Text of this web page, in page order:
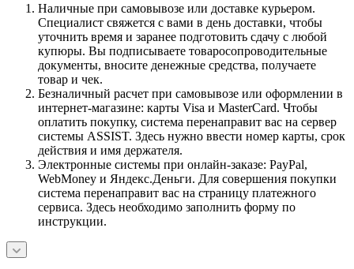
Наличные при самовывозе или доставке курьером.
Специалист свяжется с вами в день доставки, чтобы
уточнить время и заранее подготовить сдачу с любой
купюры. Вы подписываете товаросопроводительные
документы, вносите денежные средства, получаете
товар и чек.
Безналичный расчет при самовывозе или оформлении в
интернет-магазине: карты Visa и MasterCard. Чтобы
оплатить покупку, система перенаправит вас на сервер
системы ASSIST. Здесь нужно ввести номер карты, срок
действия и имя держателя.
Электронные системы при онлайн-заказе: PayPal,
WebMoney и Яндекс.Деньги. Для совершения покупки
система перенаправит вас на страницу платежного
сервиса. Здесь необходимо заполнить форму по
инструкции.